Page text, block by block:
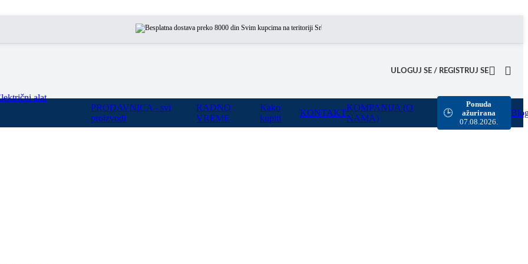
Svim kupcima na teritoriji Srbije omogućili smo besplatnu dostavu za sve porudžbine sa našeg sajta u
ULOGUJ SE / REGISTRUJ SE
alat
PRODAVNICA - svi
proizvodi
RADNO
VREME
Kako
kupiti
KONTAKT
KOMPANIJA (O
NAMA)
🕒
Ponuda
ažurirana
07.08.2026.